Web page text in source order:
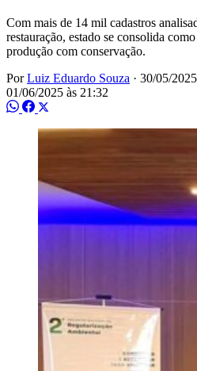
Com mais de 14 mil cadastros
restauração, estado se consolida
produção com conservação.
PorLuiz Eduardo Souza · 30/05/
01/06/2025 às 21:32